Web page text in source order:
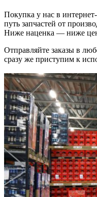
Покупка у нас в
путь запчастей от
Ниже наценка — ниже
Отправляйте заказы в
сразу же приступим к